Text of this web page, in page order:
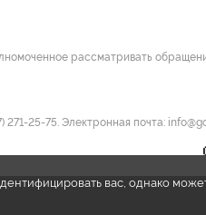
рассматривать
25-75. Электронная почта:
вас, однако